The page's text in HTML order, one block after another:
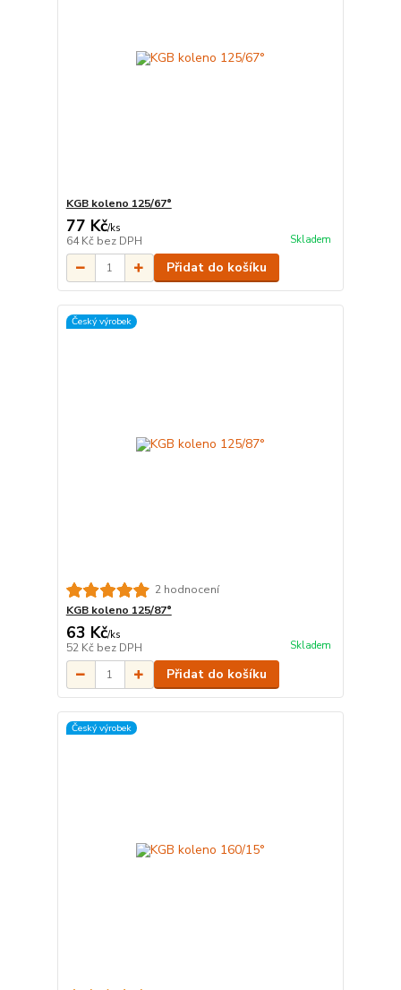
KGB koleno 125/67°
77 Kč/ks
64 Kč bez DPH Skladem
Přidat do košíku
Český výrobek
2 hodnocení
KGB koleno 125/87°
63 Kč/ks
52 Kč bez DPH Skladem
Přidat do košíku
Český výrobek